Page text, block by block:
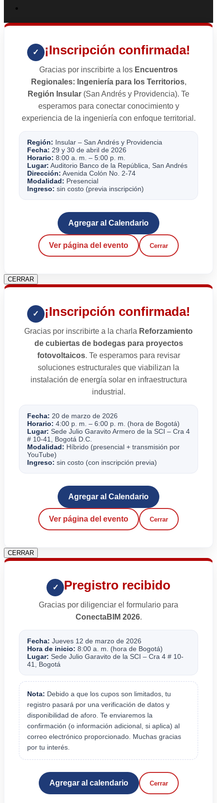
✓ ¡Inscripción confirmada!
Gracias por inscribirte a los Encuentros
Regionales: Ingeniería para los Territorios,
Región Insular (San Andrés y Providencia). Te
esperamos para conectar conocimiento y
experiencia de la ingeniería con enfoque territorial.
Región: Insular – San Andrés y Providencia
Fecha: 29 y 30 de abril de 2026
Horario: 8:00 a. m. – 5:00 p. m.
Lugar: Auditorio Banco de la República, San Andrés
Dirección: Avenida Colón No. 2-74
Modalidad: Presencial
Ingreso: sin costo (previa inscripción)
Agregar al Calendario
Ver página del evento Cerrar
CERRAR
✓ ¡Inscripción confirmada!
Gracias por inscribirte a la charla Reforzamiento
de cubiertas de bodegas para proyectos
fotovoltaicos. Te esperamos para revisar
soluciones estructurales que viabilizan la
instalación de energía solar en infraestructura
industrial.
Fecha: 20 de marzo de 2026
Horario: 4:00 p. m. – 6:00 p. m. (hora de Bogotá)
Lugar: Sede Julio Garavito Armero de la SCI – Cra 4
# 10-41, Bogotá D.C.
Modalidad: Híbrido (presencial + transmisión por
YouTube)
Ingreso: sin costo (con inscripción previa)
Agregar al Calendario
Ver página del evento Cerrar
CERRAR
✓ Pregistro recibido
Gracias por diligenciar el formulario para
ConectaBIM 2026.
Fecha: Jueves 12 de marzo de 2026
Hora de inicio: 8:00 a. m. (hora de Bogotá)
Lugar: Sede Julio Garavito de la SCI – Cra 4 # 10-
41, Bogotá
Nota: Debido a que los cupos son limitados, tu
registro pasará por una verificación de datos y
disponibilidad de aforo. Te enviaremos la
confirmación (o información adicional, si aplica) al
correo electrónico proporcionado. Muchas gracias
por tu interés.
Agregar al calendario Cerrar